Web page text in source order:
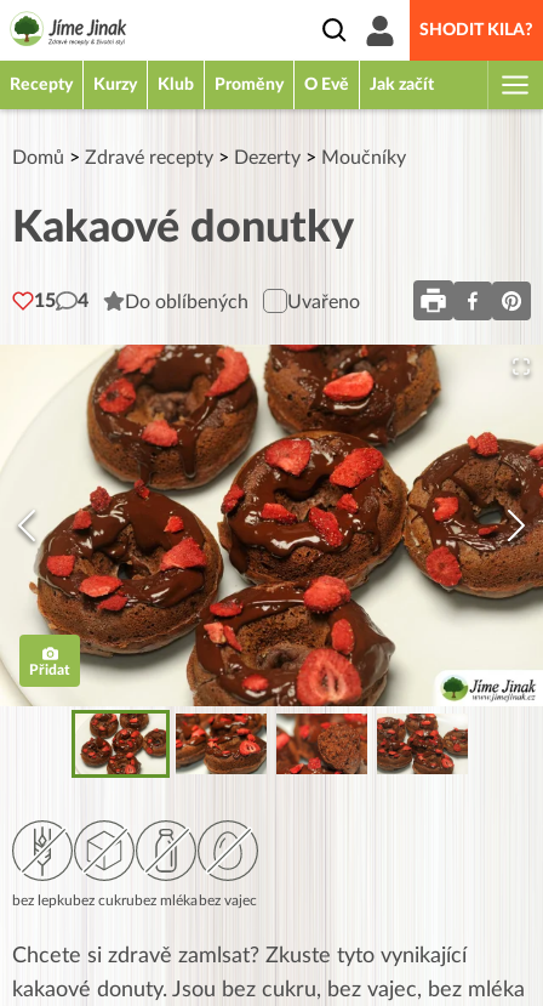
SHODIT KILA?
Recepty Kurzy Klub Proměny O Evě Jak začít
Domů > Zdravé recepty > Dezerty > Moučníky
Kakaové donutky
15 4 Do oblíbených Uvařeno
Přidat
bez lepkubez cukrubez mlékabez vajec
Chcete si zdravě zamlsat? Zkuste tyto vynikající
kakaové donuty. Jsou bez cukru, bez vajec, bez mléka